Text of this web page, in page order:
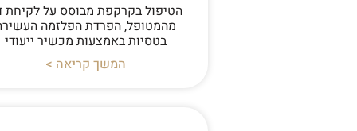
הטיפול בקרקפת מבוסס על לקיחת
מהמטופל, הפרדת הפלזמה
בטסיות באמצעות מכשיר ייעודי
המשך קריאה >